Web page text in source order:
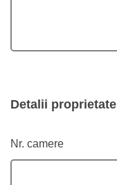
Detalii proprietate
Nr. camere